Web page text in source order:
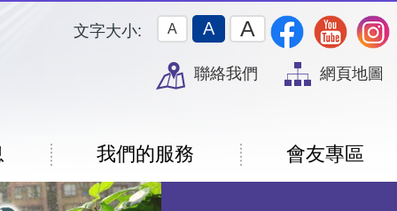
文字大小: A A A
聯絡我們 網頁地圖
我們的服務 會友專區